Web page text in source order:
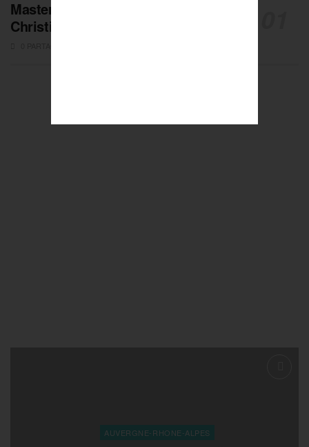
Masters de Pétanque : Les adieux de
Christian Fazzino
AUVERGNE-RHONE-ALPES